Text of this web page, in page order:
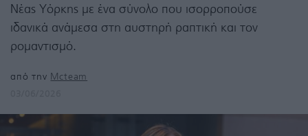
Νέας Υόρκης με ένα σύνολο που ισορροπούσε
ιδανικά ανάμεσα στη αυστηρή ραπτική και τον
ρομαντισμό.
από την Mcteam